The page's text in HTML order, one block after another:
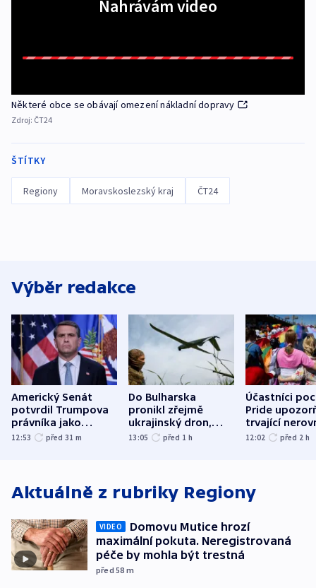
Nahrávám video
Některé obce se obávají omezení nákladní dopravy
Zdroj: ČT24
ŠTÍTKY
Regiony Moravskoslezský kraj ČT24
Výběr redakce
Americký Senát
potvrdil Trumpova
právníka jako
ministra
12:53 před 31 m
Do Bulharska
pronikl zřejmě
ukrajinský dron,
explodoval kilometr
13:05 před 1 h
Účastníci
Pride
trvající
12:02 před 2 h
Aktuálně z rubriky Regiony
VIDEO
Domovu Mutice hrozí
maximální pokuta. Neregistrovaná
péče by mohla být trestná
před 58 m